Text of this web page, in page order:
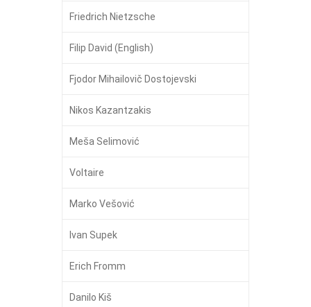
Friedrich Nietzsche
Filip David (English)
Fjodor Mihailovič Dostojevski
Nikos Kazantzakis
Meša Selimović
Voltaire
Marko Vešović
Ivan Supek
Erich Fromm
Danilo Kiš